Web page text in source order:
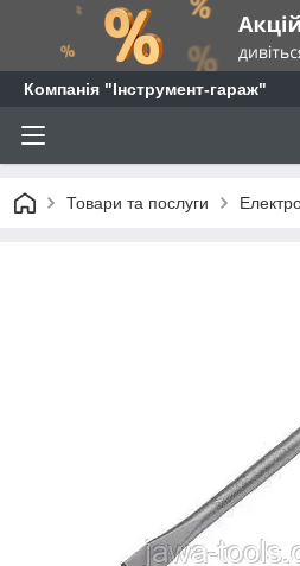
Компанія "Інструмент-гараж"
Товари та послуги